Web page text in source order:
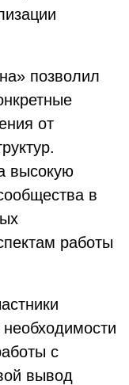
позволил
от
высокую
в
работы
с
вывод